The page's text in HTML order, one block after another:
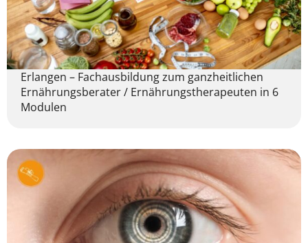
Erlangen – Fachausbildung zum ganzheitlichen
Ernährungsberater / Ernährungstherapeuten in 6
Modulen